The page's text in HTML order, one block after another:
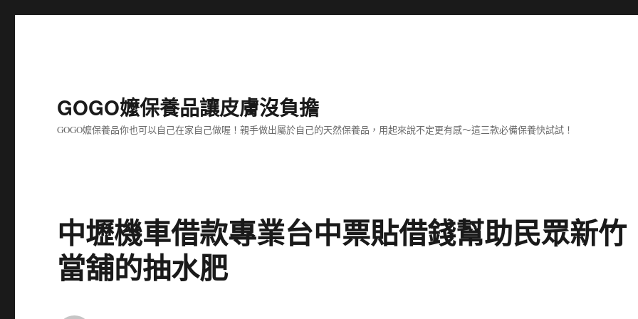
GOGO嬤保養品讓皮膚沒負擔
GOGO嬤保養品你也可以自己在家自己做喔！親手做出屬於自己的天然保養品，用起來說不定更有感～這三款必備保養快試試！
中壢機車借款專業台中票貼借錢幫助民眾新竹
當舖的抽水肥